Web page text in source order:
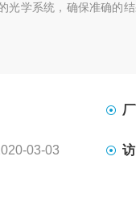
光学系统，确保准确的
03-03